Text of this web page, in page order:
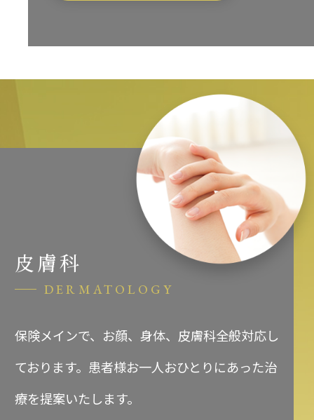
皮膚科
DERMATOLOGY
保険メインで、お顔、身体、皮膚科全般対応し
ております。患者様お一人おひとりにあった治
療を提案いたします。